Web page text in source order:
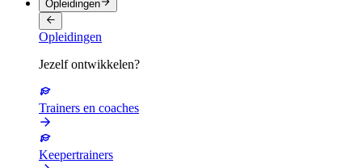
Opleidingen
Opleidingen
Jezelf ontwikkelen?
Trainers en coaches
Keepertrainers